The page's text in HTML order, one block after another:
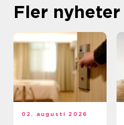
Fler nyheter
02. augusti 2026